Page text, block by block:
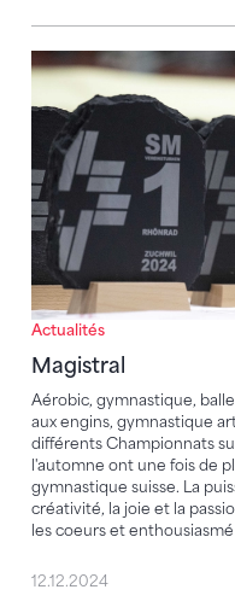
Actualités
Magistral
Aérobic, gymnastique,
aux engins, gymnastique
différents Championnats
l'automne ont une fois de
gymnastique suisse. La
créativité, la joie et la
les coeurs et
Magistral
12.12.2024